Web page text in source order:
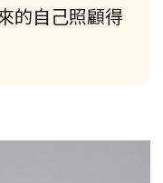
的自己照顧得